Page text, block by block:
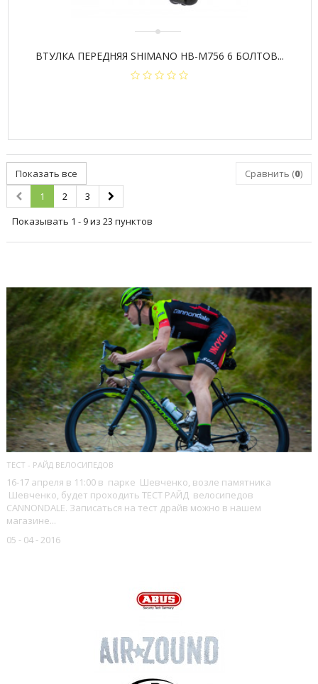
ВТУЛКА ПЕРЕДНЯЯ SHIMANO HB-M756 6 БОЛТОВ...
Показать все
1
2
3
Показывать 1 - 9 из 23 пунктов
Сравнить (0)
ТЕСТ - РАЙД ВЕЛОСИПЕДОВ
16-17 апреля в 11:00 в парке Шевченко, возле памятника
Шевченко, будет проходить ТЕСТ РАЙД велосипедов
CANNONDALE. Записаться на тест драйв можно в нашем
магазине...
05 - 04 - 2016